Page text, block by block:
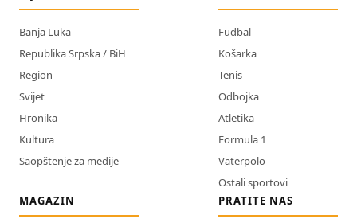
Banja Luka
Republika Srpska / BiH
Region
Svijet
Hronika
Kultura
Saopštenje za medije
Fudbal
Košarka
Tenis
Odbojka
Atletika
Formula 1
Vaterpolo
Ostali sportovi
MAGAZIN
PRATITE NAS